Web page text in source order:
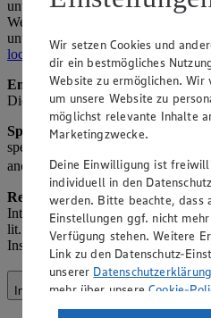
unter
https://www.facebook.com/
Weitere Informationen zum
unter
https://www.facebook.com/
locale=de_DEverfügbar.
Empfänger:Meta (als
Dienstleister und Werbeagenturen.
Speicherdauer:Solange das
speichert nach eigenen Richtlinien.
anonymisiert.
Rechtsgrundlage:Art. 6 Abs. 1 lit.
Interesse am Betrieb der Social-
lit. a) DSGVO (Einwilligung für
Instagram-Einstellungen).
Internetauftritt
Wir setzen Cookies und
dir ein bestmögliches
Website zu ermöglichen. Wir
um unsere Website zu
möglichst relevante Inhalte
Marketingzwecke.
Deine Einwilligung ist
individuell in den
werden. Bitte beachte, dass
Einstellungen ggf. nicht
Verfügung stehen. Weitere
Link zu den Datenschutz-
unserer Datenschutzerklärung
mehr über unsereCookie-